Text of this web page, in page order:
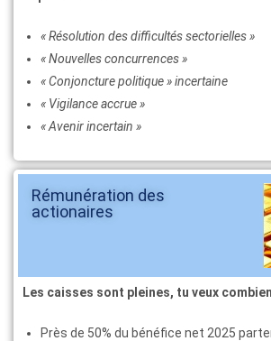
« Résolution des difficultés sectorielles »
« Nouvelles concurrences »
« Conjoncture politique » incertaine
« Vigilance accrue »
« Avenir incertain »
Rémunération des
actionaires
Les caisses sont pleines, tu veux
Près de 50% du bénéfice net 2025